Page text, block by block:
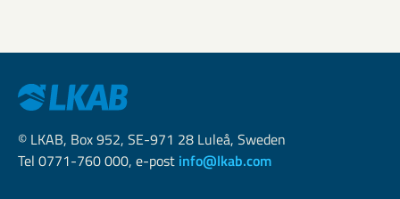
© LKAB, Box 952, SE-971 28 Luleå, Sweden
Tel 0771-760 000, e-post info@lkab.com